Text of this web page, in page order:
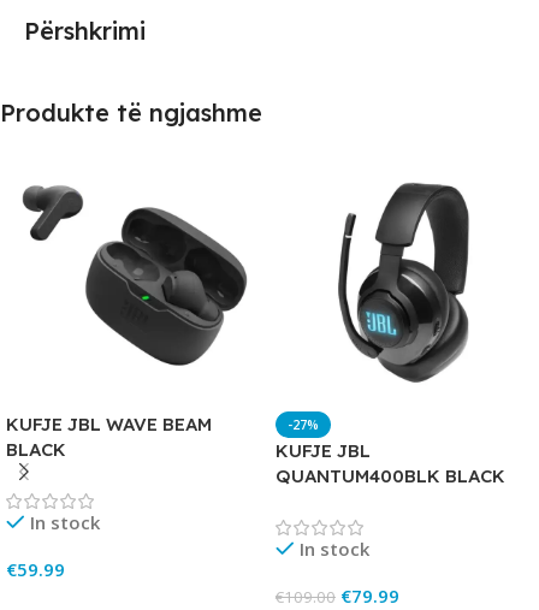
Përshkrimi
Produkte të ngjashme
KUFJE JBL WAVE BEAM
BLACK
In stock
€59.99
-27%
KUFJE JBL
QUANTUM400BLK BLACK
In stock
€109.00 €79.99